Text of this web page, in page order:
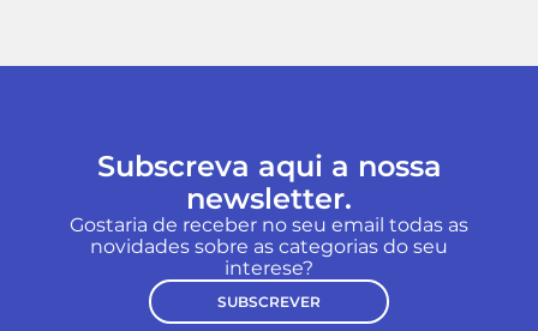
Subscreva aqui a nossa
newsletter.
Gostaria de receber no seu email todas as
novidades sobre as categorias do seu
interese?
SUBSCREVER